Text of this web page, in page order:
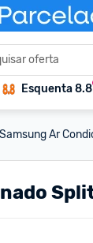
Esquenta 8.8
Samsung Ar